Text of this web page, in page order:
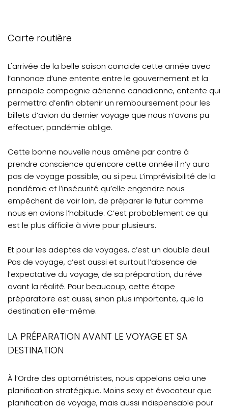
Carte routière
L'arrivée de la belle saison coïncide cette année avec
l’annonce d’une entente entre le gouvernement et la
principale compagnie aérienne canadienne, entente qui
permettra d’enfin obtenir un remboursement pour les
billets d’avion du dernier voyage que nous n’avons pu
effectuer, pandémie oblige.
Cette bonne nouvelle nous amène par contre à
prendre conscience qu’encore cette année il n’y aura
pas de voyage possible, ou si peu. L’imprévisibilité de la
pandémie et l’insécurité qu’elle engendre nous
empêchent de voir loin, de préparer le futur comme
nous en avions l’habitude. C’est probablement ce qui
est le plus difficile à vivre pour plusieurs.
Et pour les adeptes de voyages, c’est un double deuil.
Pas de voyage, c’est aussi et surtout l’absence de
l’expectative du voyage, de sa préparation, du rêve
avant la réalité. Pour beaucoup, cette étape
préparatoire est aussi, sinon plus importante, que la
destination elle-même.
LA PRÉPARATION AVANT LE VOYAGE ET SA
DESTINATION
À l’Ordre des optométristes, nous appelons cela une
planification stratégique. Moins sexy et évocateur que
planification de voyage, mais aussi indispensable pour